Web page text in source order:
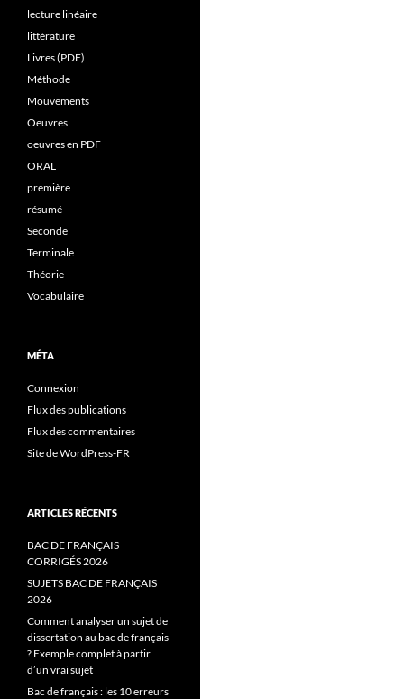
lecture linéaire
littérature
Livres (PDF)
Méthode
Mouvements
Oeuvres
oeuvres en PDF
ORAL
première
résumé
Seconde
Terminale
Théorie
Vocabulaire
MÉTA
Connexion
Flux des publications
Flux des commentaires
Site de WordPress-FR
ARTICLES RÉCENTS
BAC DE FRANÇAIS
CORRIGÉS 2026
SUJETS BAC DE FRANÇAIS
2026
Comment analyser un sujet de
dissertation au bac de français
? Exemple complet à partir
d’un vrai sujet
Bac de français : les 10 erreurs